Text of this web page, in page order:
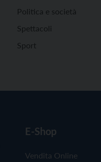
Politica e società
Spettacoli
Sport
E-Shop
Vendita Online